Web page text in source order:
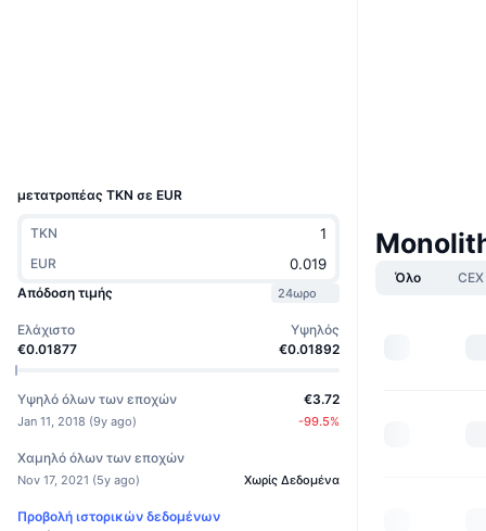
μετατροπέας TKN σε EUR
TKN
EUR
Απόδοση τιμής
24ωρο
Ελάχιστο
€0.01877
Υψηλός
€0.01892
Υψηλό όλων των εποχών
Jan 11, 2018 (9y ago)
€3.72
-99.5%
Χαμηλό όλων των εποχών
Nov 17, 2021 (5y ago) Χωρίς Δεδομένα
Προβολή ιστορικών δεδομένων
Όλο CEX